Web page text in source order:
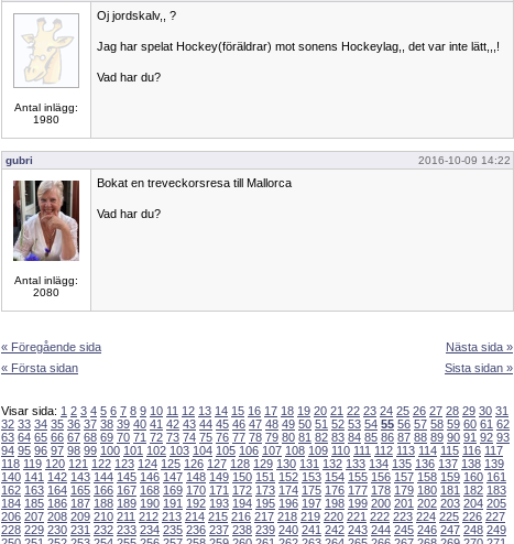
Antal inlägg:
1980
Oj jordskalv,, ?
Jag har spelat Hockey(föräldrar) mot sonens Hockeylag,, det var inte lätt,,,!
Vad har du?
gubri 2016-10-09 14:22
Antal inlägg:
2080
Bokat en treveckorsresa till Mallorca
Vad har du?
« Föregående sida
« Första sidan
Nästa sida »
Sista sidan »
Visar sida: 1 2 3 4 5 6 7 8 9 10 11 12 13 14 15 16 17 18 19 20 21 22 23 24 25 26 27 28 29 30 31
32 33 34 35 36 37 38 39 40 41 42 43 44 45 46 47 48 49 50 51 52 53 54 55 56 57 58 59 60 61 62
63 64 65 66 67 68 69 70 71 72 73 74 75 76 77 78 79 80 81 82 83 84 85 86 87 88 89 90 91 92 93
94 95 96 97 98 99 100 101 102 103 104 105 106 107 108 109 110 111 112 113 114 115 116 117
118 119 120 121 122 123 124 125 126 127 128 129 130 131 132 133 134 135 136 137 138 139
140 141 142 143 144 145 146 147 148 149 150 151 152 153 154 155 156 157 158 159 160 161
162 163 164 165 166 167 168 169 170 171 172 173 174 175 176 177 178 179 180 181 182 183
184 185 186 187 188 189 190 191 192 193 194 195 196 197 198 199 200 201 202 203 204 205
206 207 208 209 210 211 212 213 214 215 216 217 218 219 220 221 222 223 224 225 226 227
228 229 230 231 232 233 234 235 236 237 238 239 240 241 242 243 244 245 246 247 248 249